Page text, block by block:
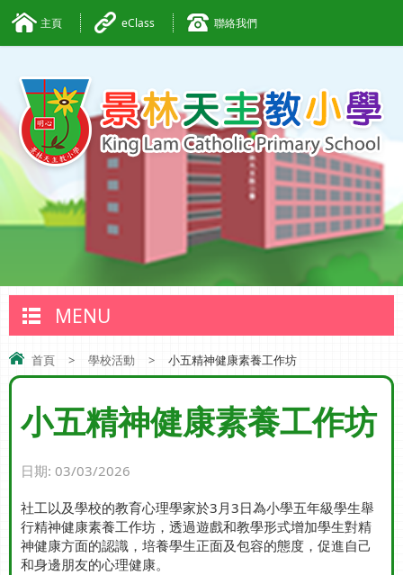
主頁 eClass 聯絡我們
MENU
首頁 > 學校活動 > 小五精神健康素養工作坊
小五精神健康素養工作坊
日期: 03/03/2026
社工以及學校的教育心理學家於3月3日為小學五年級學生舉
行精神健康素養工作坊，透過遊戲和教學形式增加學生對精
神健康方面的認識，培養學生正面及包容的態度，促進自己
和身邊朋友的心理健康。